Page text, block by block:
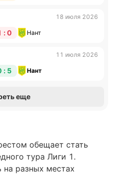
18 июля 2026
: 0 Нант
11 июля 2026
: 5 Нант
еще
обещает стать
тура Лиги 1.
разных местах